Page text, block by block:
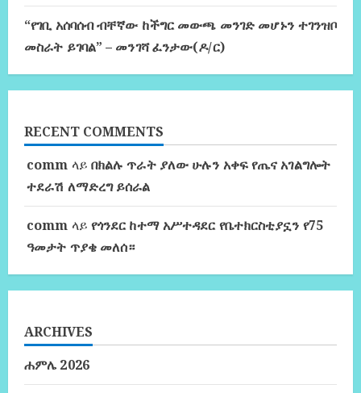
“የገቢ አሰባሰብ ብቸኛው ከችግር መውጫ መንገድ መሆኑን ተገንዝቦ
መስራት ይገባል” – መንገሻ ፈንታው(ዶ/ር)
RECENT COMMENTS
comm ላይ በክልሉ ጥራት ያለው ሁሉን አቀፍ የጤና አገልግሎት
ተደራሽ ለማድረግ ይሰራል
comm ላይ የጎንደር ከተማ አሥተዳደር የቤተክርስቲያኗን የ75
ዓመታት ጥያቄ መለሰ።
ARCHIVES
ሐምሌ 2026